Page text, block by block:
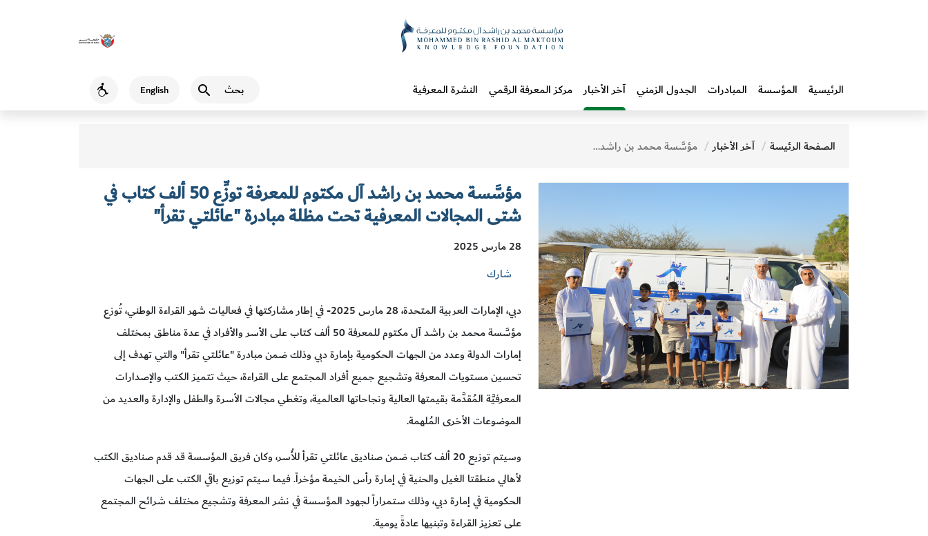
English
Accessibility الرئيسية المؤسسة المبادرات‎ الجدول الزمني آخر الأخبار مركز المعرفة الرقمي النشرة المعرفية
الصفحة الرئيسة آخر الأخبار مؤسَّسة محمد بن راشد آل مكتوم للمعرفة توزِّع 50 ألف كتاب في شتى المجالات المعرفية تحت مظلة مبادرة "عائلتي تقرأ"
مؤسَّسة محمد بن راشد آل مكتوم للمعرفة توزِّع 50 ألف كتاب في
شتى المجالات المعرفية تحت مظلة مبادرة "عائلتي تقرأ"
28 مارس 2025
شارك
دبي، الإمارات العربية المتحدة، 28 مارس 2025- في إطار مشاركتها في فعاليات شهر القراءة الوطني، تُوزع
مؤسَّسة محمد بن راشد آل مكتوم للمعرفة 50 ألف كتاب على الأسر والأفراد في عدة مناطق بمختلف
إمارات الدولة وعدد من الجهات الحكومية بإمارة دبي وذلك ضمن مبادرة "عائلتي تقرأ" والتي تهدف إلى
تحسين مستويات المعرفة وتشجيع جميع أفراد المجتمع على القراءة، حيث تتميز الكتب والإصدارات
المعرفيَّة المُقدَّمة بقيمتها العالية ونجاحاتها العالمية، وتغطي مجالات الأسرة والطفل والإدارة والعديد من
الموضوعات الأخرى المُلهمة.
وسيتم توزيع 20 ألف كتاب ضمن صناديق عائلتي تقرأ للأُسر، وكان فريق المؤسسة قد قدم صناديق الكتب
لأهالي منطقتا الغيل والحنية في إمارة رأس الخيمة مؤخراً. فيما سيتم توزيع باقي الكتب على الجهات
الحكومية في إمارة دبي، وذلك ستمراراً لجهود المؤسسة في نشر المعرفة وتشجيع مختلف شرائح المجتمع
على تعزيز القراءة وتبنيها عادةً يومية.